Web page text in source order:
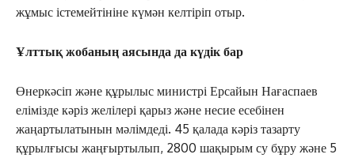
жұмыс істемейтініне күмән келтіріп отыр.
Ұлттық жобаның аясында да күдік бар
Өнеркәсіп және құрылыс министрі Ерсайын Нағаспаев
елімізде кәріз желілері қарыз және несие есебінен
жаңартылатынын мәлімдеді. 45 қалада кәріз тазарту
құрылғысы жаңғыртылып, 2800 шақырым су бұру және 5